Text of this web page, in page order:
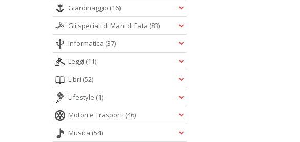
Giardinaggio (16)
Gli speciali di Mani di Fata (83)
Informatica (37)
Leggi (11)
Libri (52)
Lifestyle (1)
Motori e Trasporti (46)
Musica (54)